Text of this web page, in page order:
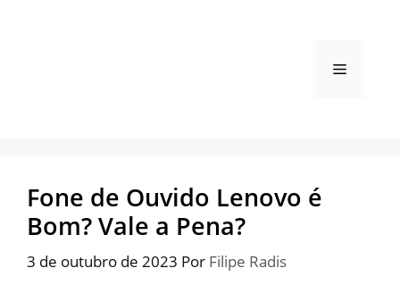
Menu
Fone de Ouvido Lenovo é
Bom? Vale a Pena?
3 de outubro de 2023 Por Filipe Radis